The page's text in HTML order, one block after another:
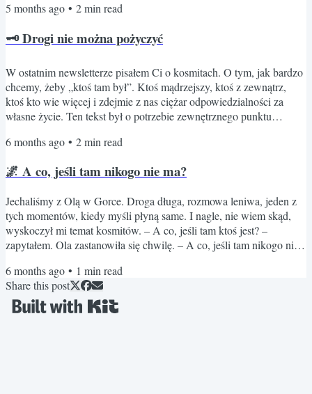
Nowe brzmienie pojawia się na horyzoncie, a środowisko zaciska
wspomniał o Chaplinie. Chaplin przez lata odmawiał pracy w...
5 months ago • 2min read
🗝️ Drogi nie można pożyczyć
W ostatnim newsletterze pisałem Ci o kosmitach. O tym, jak bardzo
chcemy, żeby „ktoś tam był”. Ktoś mądrzejszy, ktoś z zewnątrz,
ktoś kto wie więcej i zdejmie z nas ciężar odpowiedzialności za
własne życie. Ten tekst był o potrzebie zewnętrznego punktu
trudniejszych tekstów, jakie przyszło mi napisać. Bo dotyczy czegoś,
czterdzieści lat życia musiałem mieć kogoś, na...
6 months ago • 2min read
🌌 A co, jeśli tam nikogo nie ma?
Jechaliśmy z Olą w Gorce. Droga długa, rozmowa leniwa, jeden z
tych momentów, kiedy myśli płyną same. I nagle, nie wiem skąd,
wyskoczył mi temat kosmitów. – A co, jeśli tam ktoś jest? –
zapytałem. Ola zastanowiła się chwilę. – A co, jeśli tam nikogo nie
Jakby ta druga opcja była… cięższa. Dlaczego tak bardzo chcemy,
żeby „ktoś tam był”? Bo to by znaczyło, że ktoś wie lepiej. Ktoś już
przez to przeszedł. Może patrzy. Może pomoże. A...
6 months ago • 1 min read
Share this post